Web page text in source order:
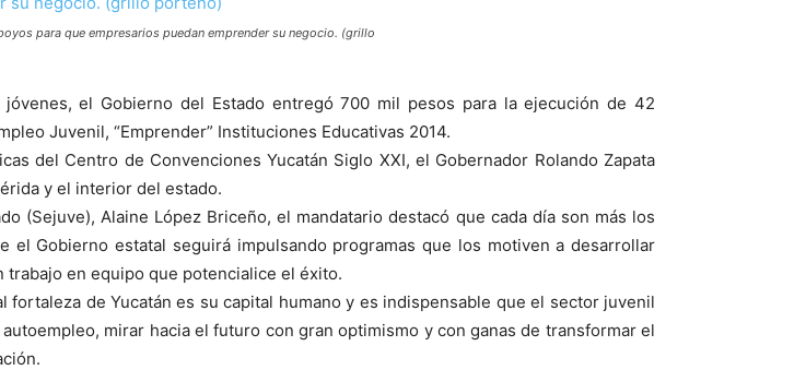
para que empresarios puedan emprender su negocio. (grillo
el Gobierno del Estado entregó 700 mil pesos para la ejecución de 42
Juvenil, “Emprender” Instituciones Educativas 2014.
del Centro de Convenciones Yucatán Siglo XXI, el Gobernador Rolando Zapata
y el interior del estado.
(Sejuve), Alaine López Briceño, el mandatario destacó que cada día son más los
Gobierno estatal seguirá impulsando programas que los motiven a desarrollar
en equipo que potencialice el éxito.
de Yucatán es su capital humano y es indispensable que el sector juvenil
mirar hacia el futuro con gran optimismo y con ganas de transformar el